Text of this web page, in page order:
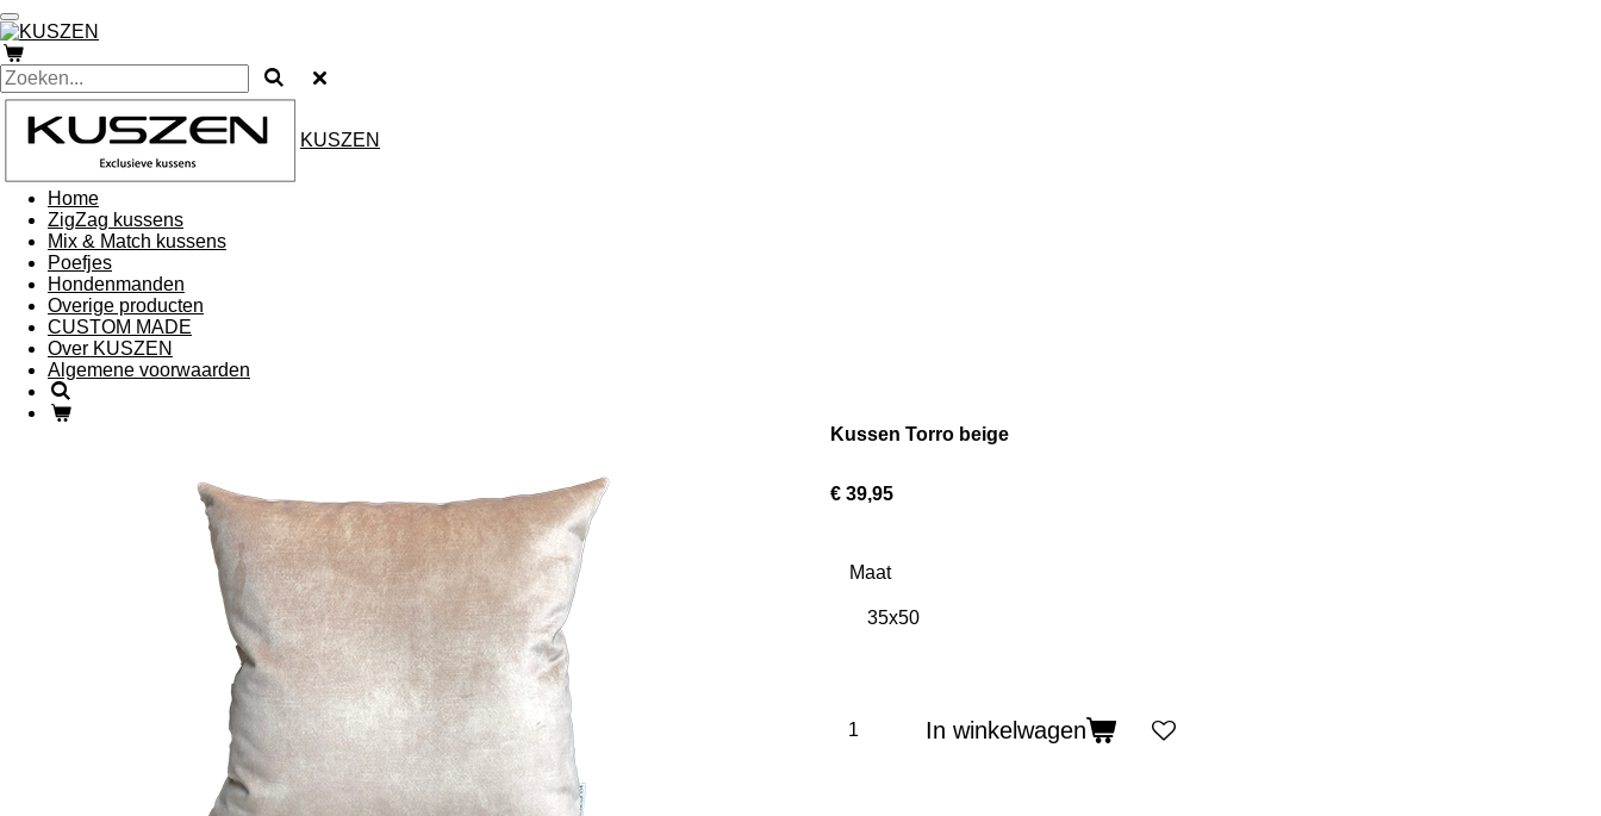
Ga
direct
naar
de
hoofdinhoud
KUSZEN
Home
ZigZag kussens
Mix & Match kussens
Poefjes
Hondenmanden
Overige producten
CUSTOM MADE
Over KUSZEN
Algemene voorwaarden
Kussen Torro beige
€ 39,95
Maat
In winkelwagen